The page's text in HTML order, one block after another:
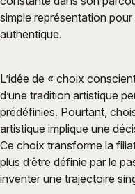
simple représentation
authentique.
L’idée de « choix
d’une tradition artistique
prédéfinies. Pourtant,
artistique implique une
Ce choix transforme la
plus d’être définie par le
inventer une trajectoire